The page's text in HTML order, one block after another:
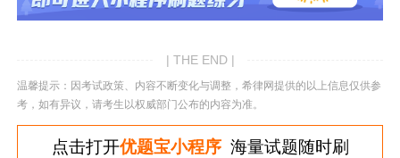
| THE END |
温馨提示：因考试政策、内容不断变化与调整，希律网提供的以上信息仅供参
考，如有异议，请考生以权威部门公布的内容为准。
点击打开优题宝小程序海量试题随时刷